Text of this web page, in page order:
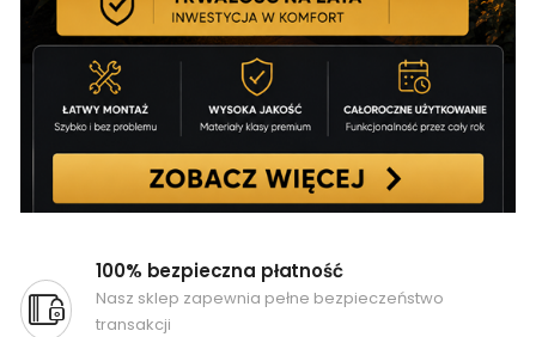
100% bezpieczna płatność
Nasz sklep zapewnia pełne bezpieczeństwo
transakcji